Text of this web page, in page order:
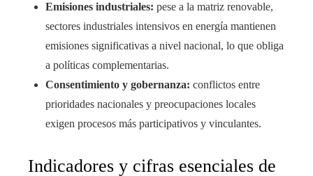
Emisiones industriales: pese a la matriz renovable,
sectores industriales intensivos en energía mantienen
emisiones significativas a nivel nacional, lo que obliga
a políticas complementarias.
Consentimiento y gobernanza: conflictos entre
prioridades nacionales y preocupaciones locales
exigen procesos más participativos y vinculantes.
Indicadores y cifras esenciales de